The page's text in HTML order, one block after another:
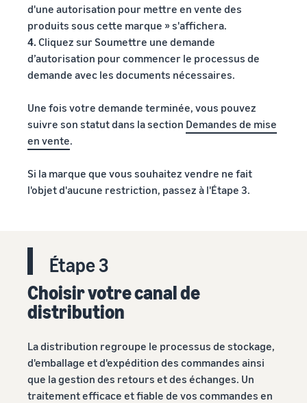
d'une autorisation pour mettre en vente des
produits sous cette marque » s'affichera.
4. Cliquez sur Soumettre une demande
d’autorisation pour commencer le processus de
demande avec les documents nécessaires.
Une fois votre demande terminée, vous pouvez
suivre son statut dans la section Demandes de mise
en vente.
Si la marque que vous souhaitez vendre ne fait
l'objet d'aucune restriction, passez à l'Étape 3.
Étape 3
Choisir votre canal de
distribution
La distribution regroupe le processus de stockage,
d'emballage et d'expédition des commandes ainsi
que la gestion des retours et des échanges. Un
traitement efficace et fiable de vos commandes en